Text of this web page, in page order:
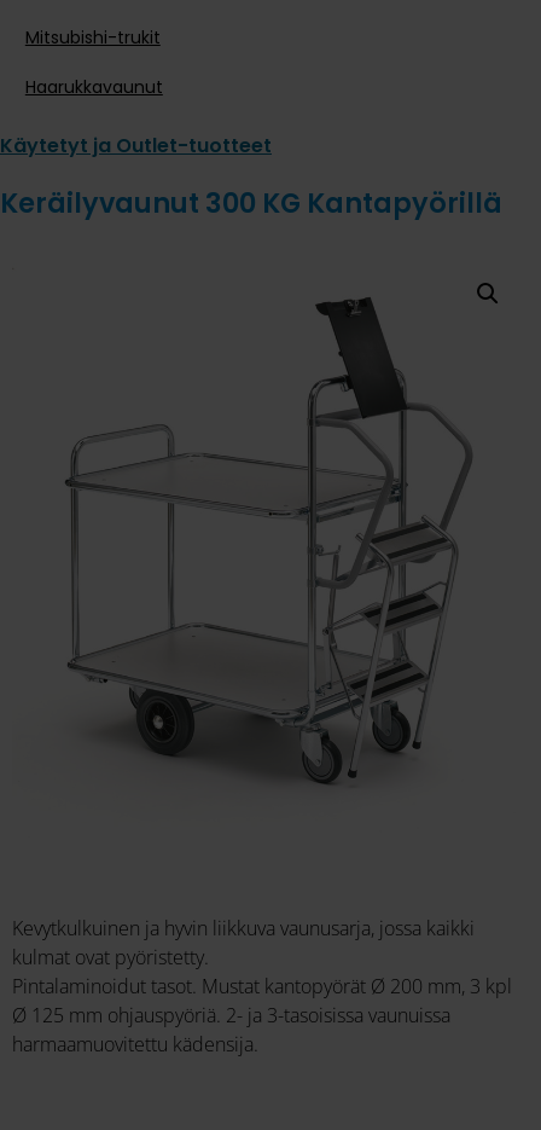
Mitsubishi-trukit
Haarukkavaunut
Käytetyt ja Outlet-tuotteet
Keräilyvaunut 300 KG Kantapyörillä
Kevytkulkuinen ja hyvin liikkuva vaunusarja, jossa kaikki
kulmat ovat pyöristetty.
Pintalaminoidut tasot. Mustat kantopyörät Ø 200 mm, 3 kpl
Ø 125 mm ohjauspyöriä. 2- ja 3-tasoisissa vaunuissa
harmaamuovitettu kädensija.